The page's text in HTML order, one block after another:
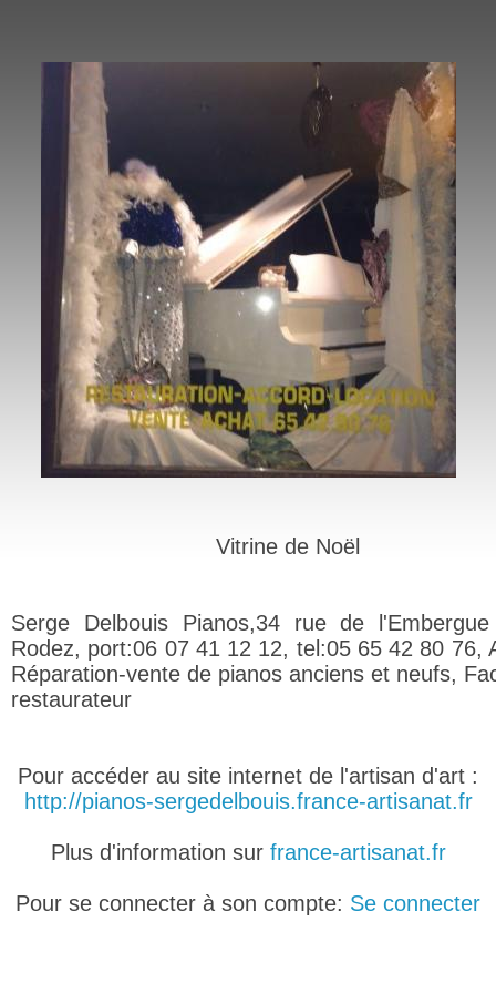
Vitrine de Noël
Serge Delbouis Pianos,34 rue de
Rodez, port:06 07 41 12 12, tel:05 65 42 80 76,
Réparation-vente de pianos anciens et neufs,
restaurateur
Pour accéder au site internet de l'artisan d'art :
http://pianos-sergedelbouis.france-artisanat.fr
Plus d'information sur france-artisanat.fr
Pour se connecter à son compte: Se connecter